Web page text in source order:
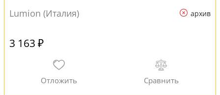
Lumion (Италия) архив
3 163 ₽